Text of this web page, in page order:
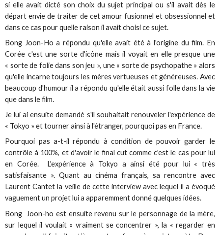
si elle avait dicté son choix du sujet principal ou s'il avait dès le
départ envie de traiter de cet amour fusionnel et obsessionnel et
dans ce cas pour quelle raison il avait choisi ce sujet.
Bong Joon-Ho a répondu qu'elle avait été à l'origine du film. En
Corée c'est une sorte d'icône mais il voyait en elle presque une
« sorte de folie dans son jeu », une « sorte de psychopathe » alors
qu'elle incarne toujours les mères vertueuses et généreuses. Avec
beaucoup d'humour il a répondu qu'elle était aussi folle dans la vie
que dans le film.
Je lui ai ensuite demandé s'il souhaitait renouveler l'expérience de
« Tokyo » et tourner ainsi à l'étranger, pourquoi pas en France.
Pourquoi pas a-t-il répondu à condition de pouvoir garder le
contrôle à 100%, et d'avoir le final cut comme c'est le cas pour lui
en Corée. L'expérience à Tokyo a ainsi été pour lui « très
satisfaisante ». Quant au cinéma français, sa rencontre avec
Laurent Cantet la veille de cette interview avec lequel il a évoqué
vaguement un projet lui a apparemment donné quelques idées.
Bong Joon-ho est ensuite revenu sur le personnage de la mère,
sur lequel il voulait « vraiment se concentrer », la « regarder en